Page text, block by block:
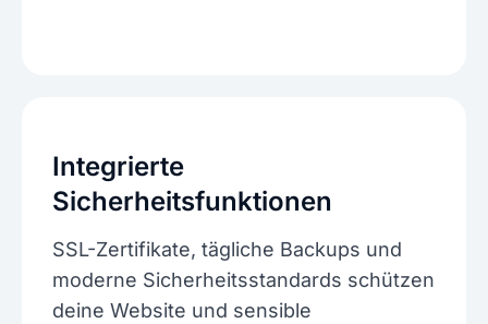
Integrierte
Sicherheitsfunktionen
SSL-Zertifikate, tägliche Backups und
moderne Sicherheitsstandards schützen
deine Website und sensible